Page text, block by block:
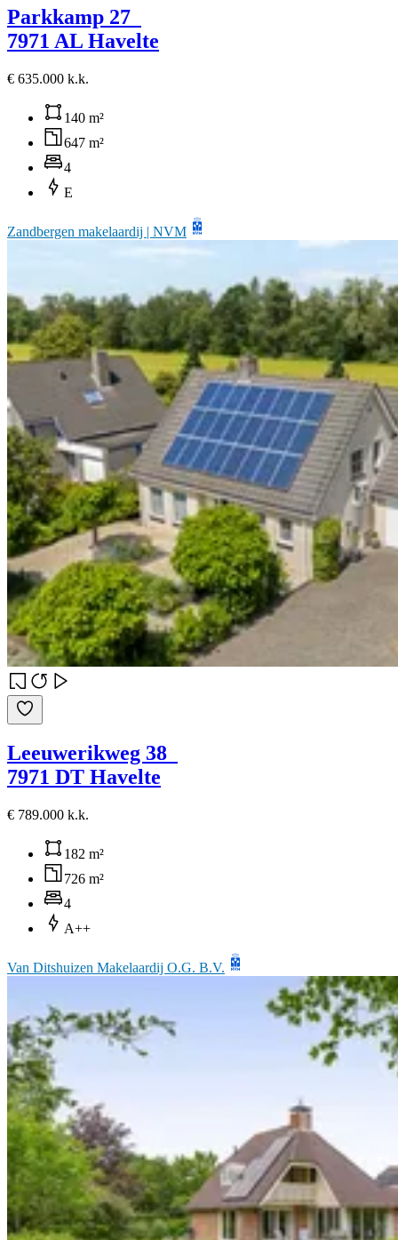
Parkkamp 27
7971 AL Havelte
€ 635.000 k.k.
140 m²
647 m²
4
E
Zandbergen makelaardij | NVM
Leeuwerikweg 38
7971 DT Havelte
€ 789.000 k.k.
182 m²
726 m²
4
A++
Van Ditshuizen Makelaardij O.G. B.V.